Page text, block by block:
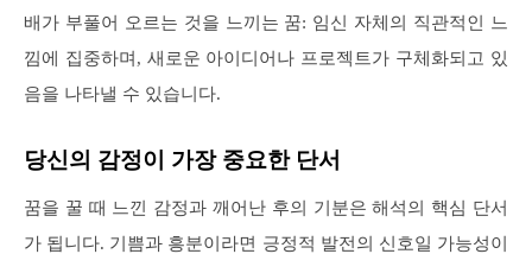
배가 부풀어 오르는 것을 느끼는 꿈: 임신 자체의 직관적인 느
낌에 집중하며, 새로운 아이디어나 프로젝트가 구체화되고 있
음을 나타낼 수 있습니다.
당신의 감정이 가장 중요한 단서
꿈을 꿀 때 느낀 감정과 깨어난 후의 기분은 해석의 핵심 단서
가 됩니다. 기쁨과 흥분이라면 긍정적 발전의 신호일 가능성이